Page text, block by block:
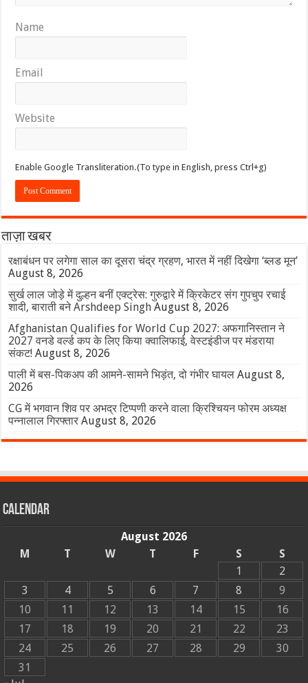
Name
Email
Website
Enable Google Transliteration.(To type in English, press Ctrl+g)
ताज़ा खबर
रक्षाबंधन पर लगेगा साल का दूसरा चंद्र ग्रहण, भारत में नहीं दिखेगा ‘ब्लड मून’
August 8, 2026
सुर्ख लाल जोड़े में दुल्हन बनीं एक्ट्रेस: गुरुद्वारे में क्रिकेटर संग गुपचुप रचाई
शादी, बाराती बने Arshdeep Singh August 8, 2026
Afghanistan Qualifies for World Cup 2027: अफगानिस्तान ने
2027 वनडे वर्ल्ड कप के लिए किया क्वालिफाई, वेस्टइंडीज पर मंडराया
संकट! August 8, 2026
पाली में बस-पिकअप की आमने-सामने भिड़ंत, दो गंभीर घायल August 8,
2026
CG में भगवान शिव पर अभद्र टिप्पणी करने वाला क्रिश्चियन फोरम अध्यक्ष
पन्नालाल गिरफ्तार August 8, 2026
Calendar
August 2026
M
T W T F S
S
1
2
3
4 5 6 7 8
9
10
11 12 13 14 15
16
17
18 19 20 21 22
23
24
25 26 27 28 29
30
31